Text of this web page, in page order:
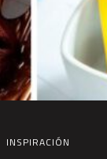
INSPIRACIÓN